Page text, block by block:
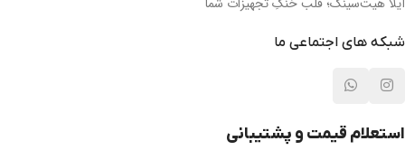
شبکه های اجتماعی ما
استعلام قیمت و پشتیبانی